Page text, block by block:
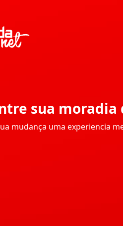
sua moradia
mudança uma experiencia